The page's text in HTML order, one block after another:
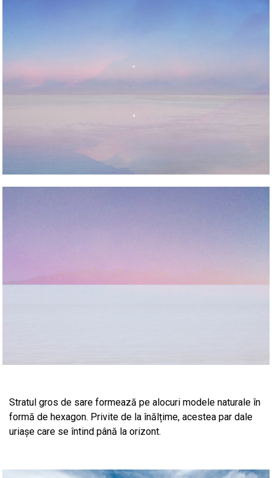
Stratul gros de sare formează pe alocuri modele naturale în
formă de hexagon. Privite de la înălțime, acestea par dale
uriașe care se întind până la orizont.